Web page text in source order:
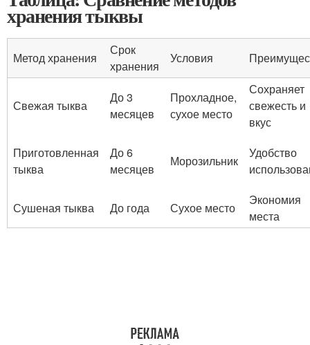
хранения тыквы
Метод хранения
Срок
хранения
Условия
Свежая тыква
До 3
месяцев
Прохладное,
сухое место
Сохраняет
свежесть и
вкус
Приготовленная
тыква
До 6
месяцев
Морозильник
Удобство
Сушеная тыква До года Сухое место
Экономия
места